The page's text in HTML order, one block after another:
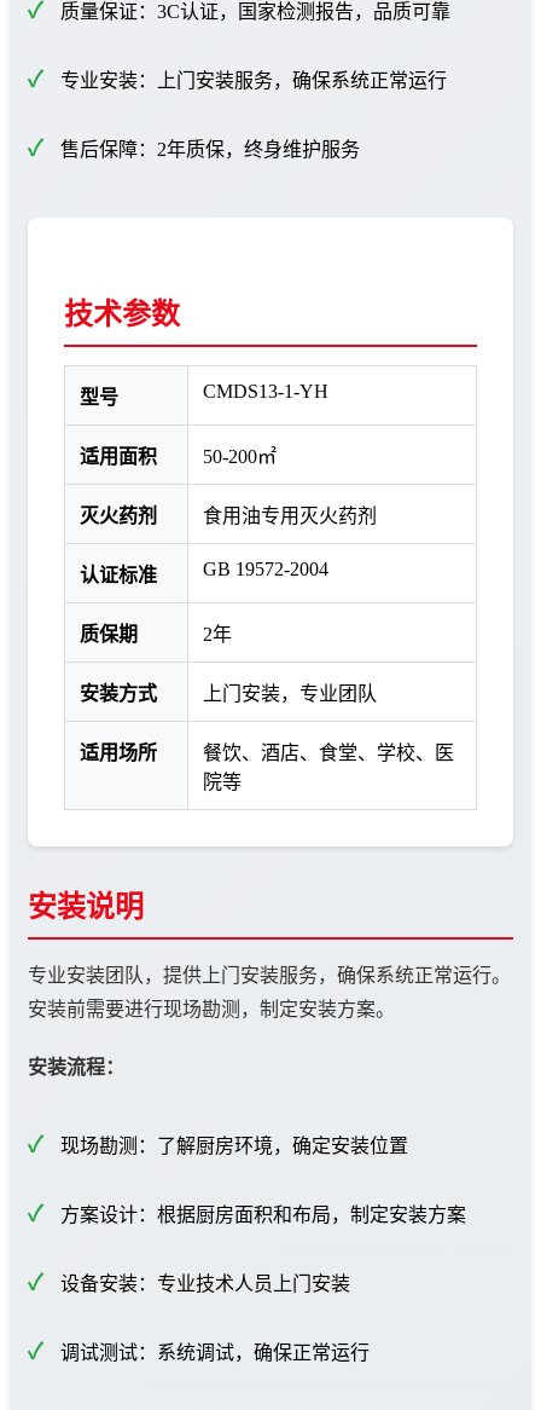
质量保证：3C认证，国家检测报告，品质可靠
专业安装：上门安装服务，确保系统正常运行
售后保障：2年质保，终身维护服务
技术参数
型号 CMDS13-1-YH
适用面积 50-200㎡
灭火药剂 食用油专用灭火药剂
认证标准 GB 19572-2004
质保期 2年
安装方式 上门安装，专业团队
适用场所
餐饮、酒店、食堂、学校、医
院等
安装说明
专业安装团队，提供上门安装服务，确保系统正常运行。
安装前需要进行现场勘测，制定安装方案。
安装流程：
现场勘测：了解厨房环境，确定安装位置
方案设计：根据厨房面积和布局，制定安装方案
设备安装：专业技术人员上门安装
调试测试：系统调试，确保正常运行